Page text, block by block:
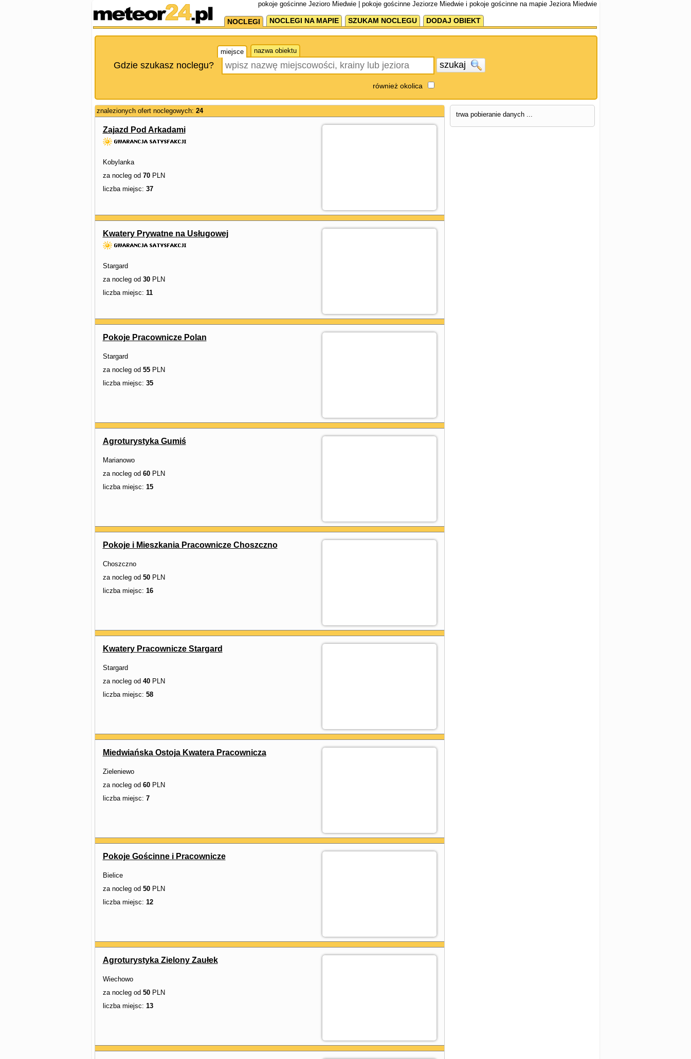
pokoje gościnne Jezioro Miedwie | pokoje gościnne Jeziorze Miedwie i pokoje gościnne na mapie Jeziora Miedwie
NOCLEGI NOCLEGI NA MAPIE SZUKAM NOCLEGU DODAJ OBIEKT
miejsce nazwa obiektu
Gdzie szukasz noclegu? szukaj
również okolica
znalezionych ofert noclegowych: 24
Zajazd Pod Arkadami
Kobylanka
za nocleg od 70PLN
liczba miejsc: 37
Kwatery Prywatne na Usługowej
Stargard
za nocleg od 30PLN
liczba miejsc: 11
Pokoje Pracownicze Polan
Stargard
za nocleg od 55PLN
liczba miejsc: 35
Agroturystyka Gumiś
Marianowo
za nocleg od 60PLN
liczba miejsc: 15
Pokoje i Mieszkania Pracownicze Choszczno
Choszczno
za nocleg od 50PLN
liczba miejsc: 16
Kwatery Pracownicze Stargard
Stargard
za nocleg od 40PLN
liczba miejsc: 58
Miedwiańska Ostoja Kwatera Pracownicza
Zieleniewo
za nocleg od 60PLN
liczba miejsc: 7
Pokoje Gościnne i Pracownicze
Bielice
za nocleg od 50PLN
liczba miejsc: 12
Agroturystyka Zielony Zaułek
Wiechowo
za nocleg od 50PLN
liczba miejsc: 13
trwa pobieranie danych ...